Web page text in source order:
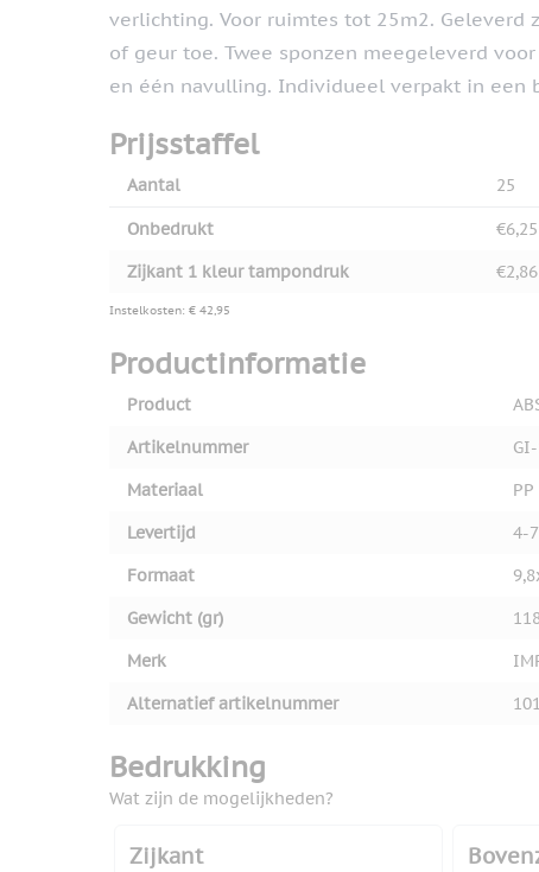
verlichting. Voor ruimtes tot 25m2.
of geur toe. Twee sponzen meegeleverd
en één navulling. Individueel verpakt in een
Prijsstaffel
Aantal 25
Onbedrukt €6,25
Zijkant 1 kleur tampondruk
€2,86
Instelkosten: € 42,95
Productinformatie
Product
Artikelnummer
Materiaal
PP
Levertijd
4-
Formaat
Gewicht (gr)
Merk
Alternatief artikelnummer
Bedrukking
Wat zijn de mogelijkheden?
Zijkant